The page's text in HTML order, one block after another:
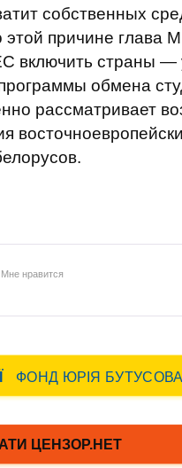
собственных
этой причине глава
включить страны —
обмена
рассматривает
Мне нравится